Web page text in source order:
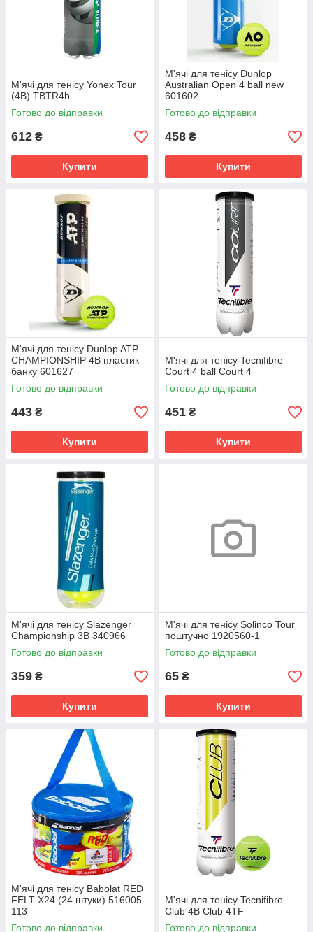
М'ячі для тенісу Yonex Tour
(4B) TBTR4b
Готово до відправки
612 ₴
Купити
М'ячі для тенісу Dunlop
Australian Open 4 ball new
601602
Готово до відправки
458 ₴
Купити
М'ячі для тенісу Dunlop ATP
CHAMPIONSHIP 4B пластик
банку 601627
Готово до відправки
443 ₴
Купити
М'ячі для тенісу Tecnifibre
Court 4 ball Court 4
Готово до відправки
451 ₴
Купити
М'ячі для тенісу Slazenger
Championship 3B 340966
Готово до відправки
359 ₴
Купити
М'ячі для тенісу Solinco Tour
поштучно 1920560-1
Готово до відправки
65 ₴
Купити
М'ячі для тенісу Babolat RED
FELT X24 (24 штуки) 516005-
113
Готово до відправки
М'ячі для тенісу Tecnifibre
Club 4В Club 4TF
Готово до відправки